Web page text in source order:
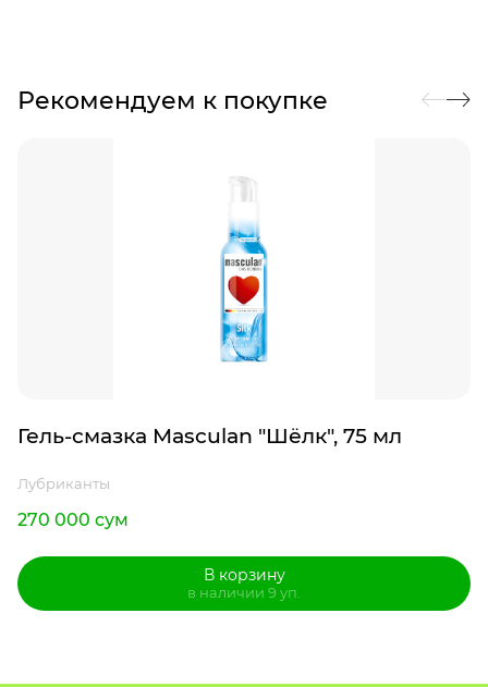
Рекомендуем к покупке
Гель-смазка Masculan "Шёлк", 75 мл
Лубриканты
270 000 сум
В корзину
в наличии 9 уп.